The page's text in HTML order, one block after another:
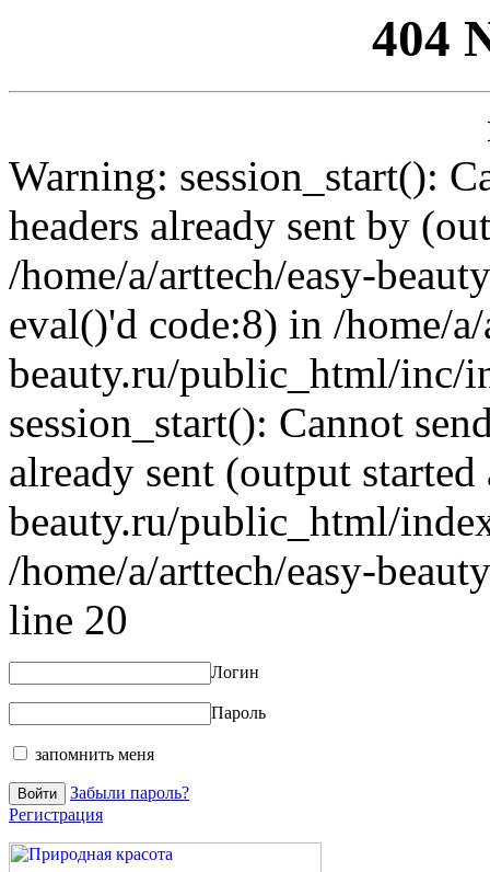
404
Warning: session_start():
headers already sent by
/home/a/arttech/easy-
eval()'d code:8) in /home/
beauty.ru/public_html/inc/
session_start(): Cannot
already sent (output
beauty.ru/public_html/
/home/a/arttech/easy-
line 20
Логин
Пароль
запомнить меня
Забыли пароль?
Регистрация